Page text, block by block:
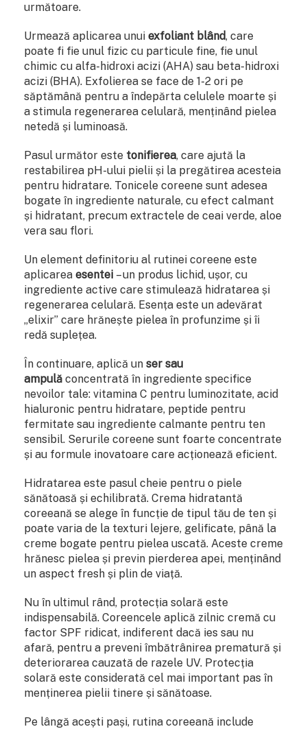
următoare.
Urmează aplicarea unui exfoliant blând, care
poate fi fie unul fizic cu particule fine, fie unul
chimic cu alfa-hidroxi acizi (AHA) sau beta-hidroxi
acizi (BHA). Exfolierea se face de 1-2 ori pe
săptămână pentru a îndepărta celulele moarte și
a stimula regenerarea celulară, menținând pielea
netedă și luminoasă.
Pasul următor este tonifierea, care ajută la
restabilirea pH-ului pielii și la pregătirea acesteia
pentru hidratare. Tonicele coreene sunt adesea
bogate în ingrediente naturale, cu efect calmant
și hidratant, precum extractele de ceai verde, aloe
vera sau flori.
Un element definitoriu al rutinei coreene este
aplicarea esentei – un produs lichid, ușor, cu
ingrediente active care stimulează hidratarea și
regenerarea celulară. Esența este un adevărat
„elixir” care hrănește pielea în profunzime și îi
redă suplețea.
În continuare, aplică un ser sau
ampulă concentrată în ingrediente specifice
nevoilor tale: vitamina C pentru luminozitate, acid
hialuronic pentru hidratare, peptide pentru
fermitate sau ingrediente calmante pentru ten
sensibil. Serurile coreene sunt foarte concentrate
și au formule inovatoare care acționează eficient.
Hidratarea este pasul cheie pentru o piele
sănătoasă și echilibrată. Crema hidratantă
coreeană se alege în funcție de tipul tău de ten și
poate varia de la texturi lejere, gelificate, până la
creme bogate pentru pielea uscată. Aceste creme
hrănesc pielea și previn pierderea apei, menținând
un aspect fresh și plin de viață.
Nu în ultimul rând, protecția solară este
indispensabilă. Coreencele aplică zilnic cremă cu
factor SPF ridicat, indiferent dacă ies sau nu
afară, pentru a preveni îmbătrânirea prematură și
deteriorarea cauzată de razele UV. Protecția
solară este considerată cel mai important pas în
menținerea pielii tinere și sănătoase.
Pe lângă acești pași, rutina coreeană include